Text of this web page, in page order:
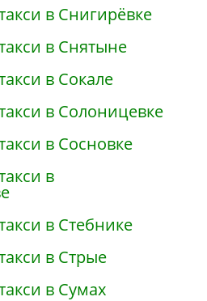
в Снигирёвке
в Снятыне
в Сокале
в Солоницевке
в Сосновке
в
в Стебнике
в Стрые
в Сумах